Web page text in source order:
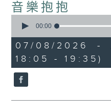
音樂抱抱
seconds
1
hour,
25
minutes,
0
seconds
00:00
07/08/2026 -
18:05 - 19:35)